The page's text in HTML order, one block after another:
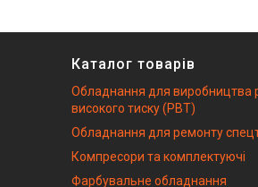
Каталог товарів
Обладнання для виробництва
високого тиску (РВТ)
Обладнання для ремонту
Компресори та комплектуючі
Фарбувальне обладнання